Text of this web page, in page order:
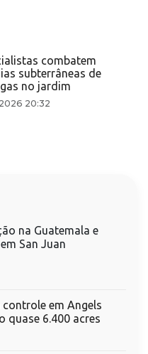
combatem
subterrâneas de
no jardim
20:32
na Guatemala e
San Juan
controle em Angels
quase 6.400 acres